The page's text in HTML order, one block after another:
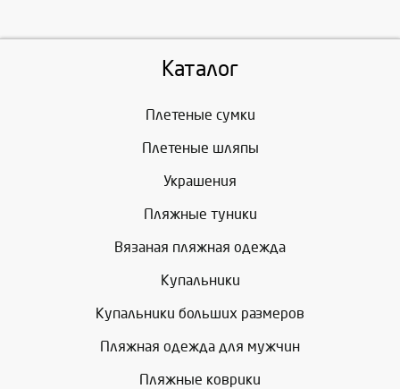
Каталог
Плетеные сумки
Плетеные шляпы
Украшения
Пляжные туники
Вязаная пляжная одежда
Купальники
Купальники больших размеров
Пляжная одежда для мужчин
Пляжные коврики